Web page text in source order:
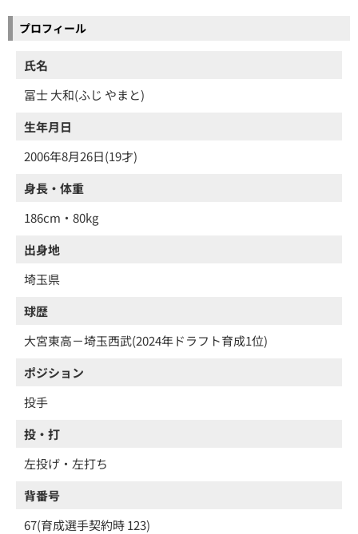
プロフィール
氏名
冨士 大和(ふじ やまと)
生年月日
2006年8月26日(19才)
身長・体重
186cm・80kg
出身地
埼玉県
球歴
大宮東高－埼玉西武(2024年ドラフト育成1位)
ポジション
投手
投・打
左投げ・左打ち
背番号
67(育成選手契約時 123)